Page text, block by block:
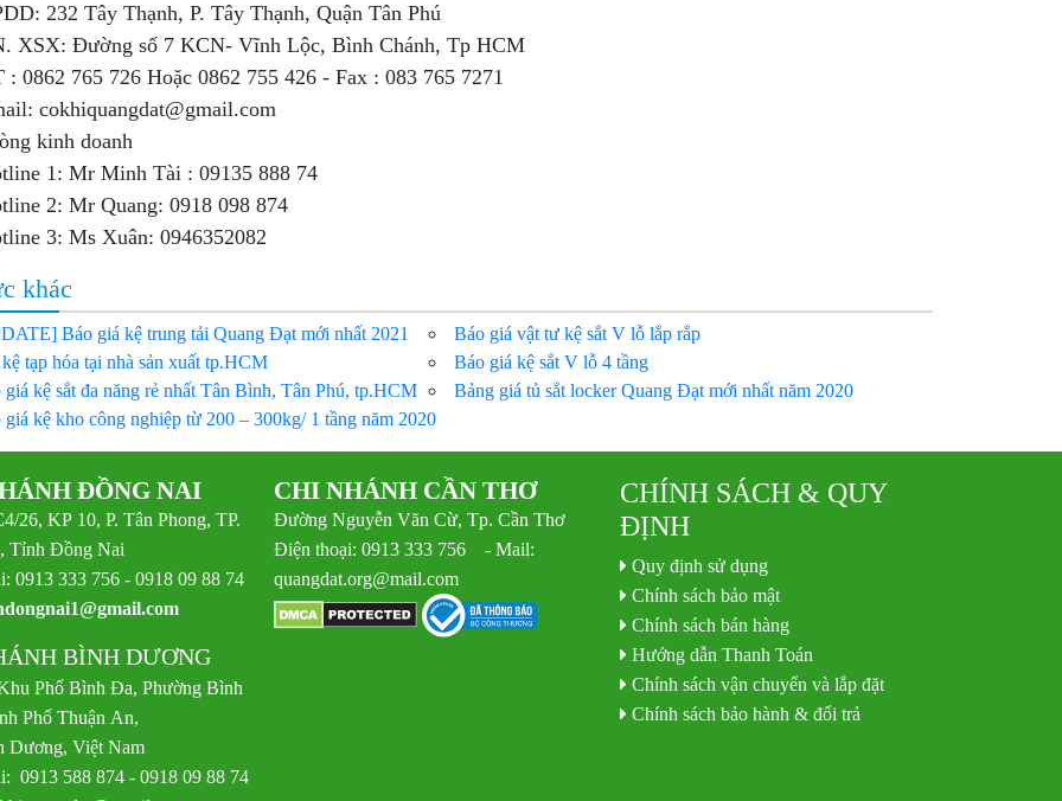
232 Tây Thạnh, P. Tây Thạnh, Quận Tân Phú
XSX: Đường số 7 KCN- Vĩnh Lộc, Bình Chánh, Tp HCM
: 0862 765 726 Hoặc 0862 755 426 - Fax : 083 765 7271
cokhiquangdat@gmail.com
kinh doanh
1: Mr Minh Tài : 09135 888 74
2: Mr Quang: 0918 098 874
3: Ms Xuân: 0946352082
khác
Báo giá kệ trung tải Quang Đạt mới nhất 2021
Báo giá vật tư kệ sắt V lỗ lắp rắp
tạp hóa tại nhà sản xuất tp.HCM
Báo giá kệ sắt V lỗ 4 tầng
giá kệ sắt đa năng rẻ nhất Tân Bình, Tân Phú, tp.HCM
Bảng giá tủ sắt locker Quang Đạt mới nhất năm 2020
giá kệ kho công nghiệp từ 200 – 300kg/ 1 tầng năm 2020
ĐỒNG NAI
26, KP 10, P. Tân Phong, TP.
Tỉnh Đồng Nai
0913 333 756 - 0918 09 88 74
BÌNH DƯƠNG
Phố Bình Đa, Phường Bình
Phố Thuận An,
Dương, Việt Nam
0913 588 874 - 0918 09 88 74
CHI NHÁNH CẦN THƠ
Đường Nguyễn Văn Cừ, Tp. Cần Thơ
Điện thoại: 0913 333 756 - Mail:
quangdat.org@mail.com
CHÍNH SÁCH & QUY
ĐỊNH
Quy định sử dụng
Chính sách bảo mật
Chính sách bán hàng
Hướng dẫn Thanh Toán
Chính sách vận chuyển và lắp đặt
Chính sách bảo hành & đổi trả